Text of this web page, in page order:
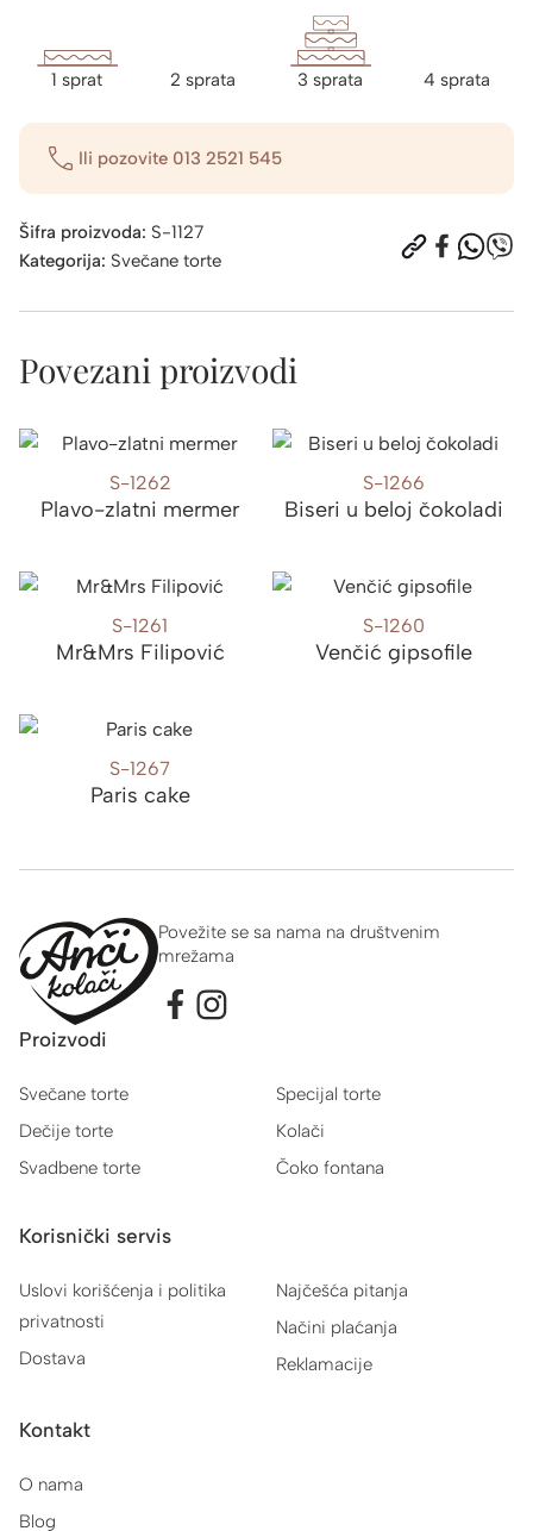
1 sprat 2 sprata 3 sprata 4 sprata
Ili pozovite 013 2521 545
Šifra proizvoda: S-1127
Kategorija: Svečane torte
Povezani proizvodi
S-1262
Plavo-zlatni mermer
S-1266
Biseri u beloj čokoladi
S-1261
Mr&Mrs Filipović
S-1260
Venčić gipsofile
S-1267
Paris cake
Povežite se sa nama na društvenim
mrežama
Proizvodi
Svečane torte
Dečije torte
Svadbene torte
Specijal torte
Kolači
Čoko fontana
Korisnički servis
Uslovi korišćenja i politika
privatnosti
Dostava
Najčešća pitanja
Načini plaćanja
Reklamacije
Kontakt
O nama
Blog